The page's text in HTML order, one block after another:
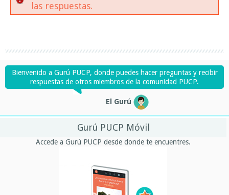
las respuestas.
Bienvenido a Gurú PUCP, donde puedes hacer preguntas y recibir
respuestas de otros miembros de la comunidad PUCP.
El Gurú
Gurú PUCP Móvil
Accede a Gurú PUCP desde donde te encuentres.